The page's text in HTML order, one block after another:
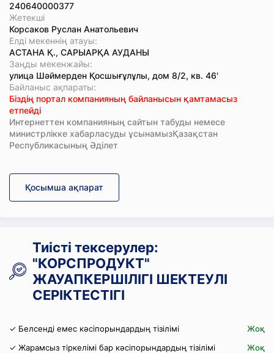
240640000377
Жетекші
Корсаков Руслан Анатольевич
Елді мекеннің атауы:
АСТАНА Қ., САРЫАРҚА АУДАНЫ
Заңды мекенжайы:
улица Шәймерден Қосшығұлұлы, дом 8/2, кв. 46'
Байланыс ақпараты:
Біздің портал компанияның байланысын қамтамасыз
етпейді
Интернеттен компанияның сайтын табуды немесе
министрлікке хабарласуды ұсынамызҚазақстан
Республикасының Әділет
Қосымша ақпарат
Тиісті тексерулер:
"КОРСПРОДУКТ"
ЖАУАПКЕРШІЛІГІ ШЕКТЕУЛІ
СЕРІКТЕСТІГІ
✓ Белсенді емес кәсіпорындардың тізілімі
Жоқ
✓ Жарамсыз тіркелімі бар кәсіпорындардың тізілімі
Жоқ